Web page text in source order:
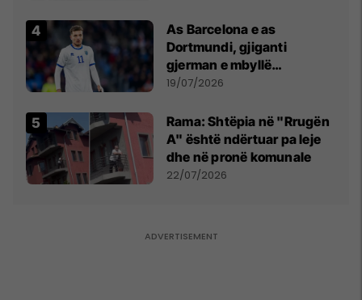
As Barcelona e as
Dortmundi, gjiganti
gjerman e mbyllë
marrëveshjen për Fisnik
19/07/2026
Rama: Shtëpia në "Rrugën
A" është ndërtuar pa leje
dhe në pronë komunale
22/07/2026